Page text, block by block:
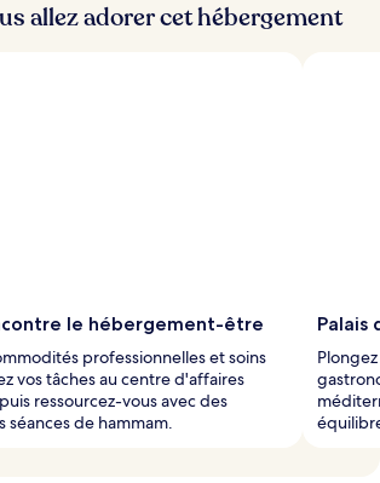
e
u
l
s
allez adorer cet hébergement
le hébergement-être
professionnelles et soins
vos tâches au centre d'affaires
ressourcez-vous avec des
séances de hammam.
Palais